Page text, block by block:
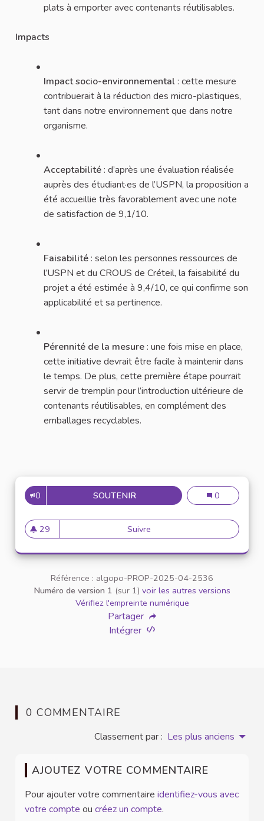
plats à emporter avec contenants réutilisables.
Impacts
Impact socio-environnemental: cette mesure
contribuerait à la réduction des micro-plastiques,
tant dans notre environnement que dans notre
organisme.
Acceptabilité: d’après une évaluation réalisée
auprès des étudiant·es de l’USPN, la proposition a
été accueillie très favorablement avec une note
de satisfaction de 9,1/10.
Faisabilité: selon les personnes ressources de
l’USPN et du CROUS de Créteil, la faisabilité du
projet a été estimée à 9,4/10, ce qui confirme son
applicabilité et sa pertinence.
Pérennité de la mesure: une fois mise en place,
cette initiative devrait être facile à maintenir dans
le temps. De plus, cette première étape pourrait
servir de tremplin pour l’introduction ultérieure de
contenants réutilisables, en complément des
emballages recyclables.
0 SOUTENIRN°46 : ADOPTER DES
N°46 :
0
29
29 abonnés
Suivre N°46 : Adopter des
Référence : algopo-PROP-2025-04-2536
Numéro de version 1 (sur 1) voir les autres versions
Vérifiez l'empreinte numérique
Partager
Intégrer
0 COMMENTAIRE
Classement par : Les plus anciens
AJOUTEZ VOTRE COMMENTAIRE
Pour ajouter votre commentaire identifiez-vous avec
votre compte ou créez un compte.